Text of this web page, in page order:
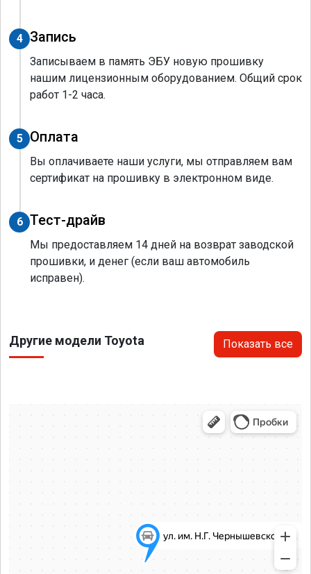
4 Запись
Записываем в память ЭБУ новую прошивку
нашим лицензионным оборудованием. Общий срок
работ 1-2 часа.
5 Оплата
Вы оплачиваете наши услуги, мы отправляем вам
сертификат на прошивку в электронном виде.
6 Тест-драйв
Мы предоставляем 14 дней на возврат заводской
прошивки, и денег (если ваш автомобиль
исправен).
Другие модели Toyota Показать все